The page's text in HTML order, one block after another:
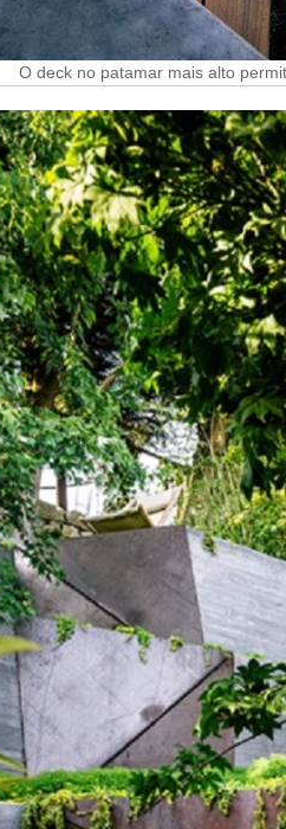
O deck no patamar mais alto